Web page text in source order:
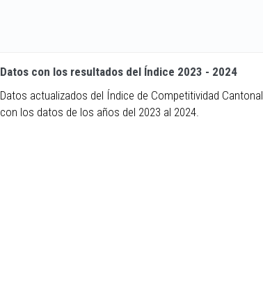
Datos con los resultados del Índice 2023 - 2024
Datos actualizados del Índice de Competitividad Cantonal
con los datos de los años del 2023 al 2024.